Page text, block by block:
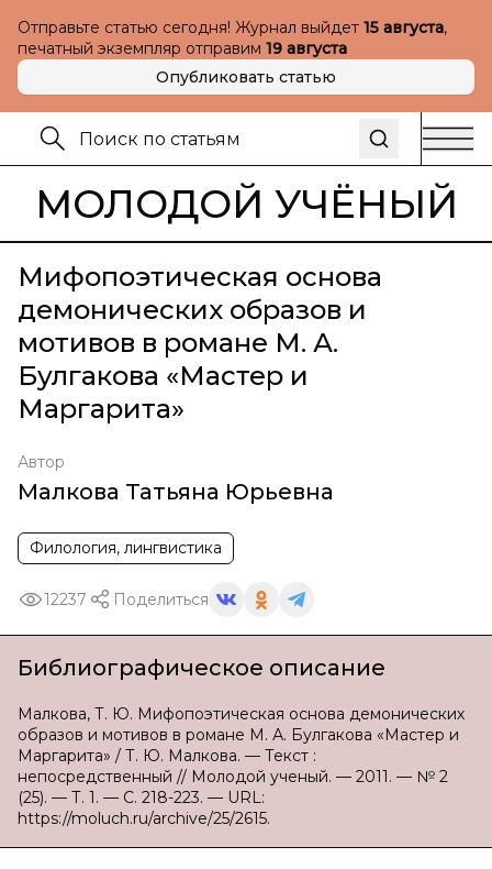
Отправьте статью сегодня! Журнал выйдет 15 августа,
печатный экземпляр отправим 19 августа
Опубликовать статью
МОЛОДОЙ УЧЁНЫЙ
Мифопоэтическая основа
демонических образов и
мотивов в романе М. А.
Булгакова «Мастер и
Маргарита»
Автор
Малкова Татьяна Юрьевна
Филология, лингвистика
12237 Поделиться
Библиографическое описание
Малкова, Т. Ю. Мифопоэтическая основа демонических
образов и мотивов в романе М. А. Булгакова «Мастер и
Маргарита» / Т. Ю. Малкова. — Текст :
непосредственный // Молодой ученый. — 2011. — № 2
(25). — Т. 1. — С. 218-223. — URL:
https://moluch.ru/archive/25/2615.